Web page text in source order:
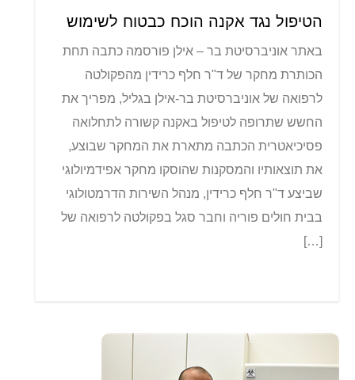
הטיפול נגד אקנה הוכח כבטוח לשימוש
באתר אוניברסיטת בר – אילן פורסמה כתבה תחת
הכותרת מחקר של ד"ר חלף כרידין מהפקולטה
לרפואה של אוניברסיטת בר-אילן בגליל, מפריך את
החשש שתרופה לטיפול באקנה קשורה לתחלואה
פסיכיאטרית הכתבה מתארת את המחקר שבוצע,
את תוצאותיו והמסקנות שהוסקו מחקר אפידמיולוגי
שביצע ד"ר חלף כרידין, מנהל השירות הדרמטולוגי
בבית חולים פוריה וחבר סגל בפקולטה לרפואה של
[…]